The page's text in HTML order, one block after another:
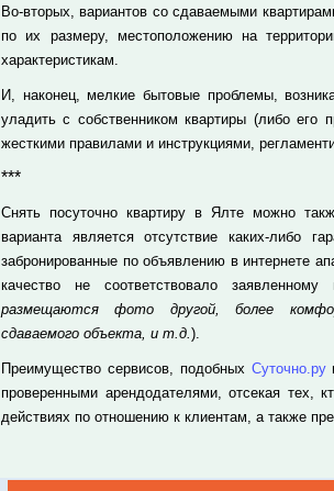
Во-вторых, вариантов со сдаваемыми
по их размеру, местоположению на
характеристикам.
И, наконец, мелкие бытовые проблемы,
уладить с собственником квартиры (либо его
жесткими правилами и инструкциями,
***
Снять посуточно квартиру в Ялте можно
варианта является отсутствие каких-либо
забронированные по объявлению в интернете
качество не соответствовало
размещаются фото другой, более
сдаваемого объекта, и т.д.).
Преимущество сервисов, подобных Суточно.ру
проверенными арендодателями, отсекая тех,
действиях по отношению к клиентам, а также